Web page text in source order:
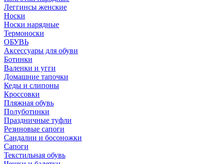
Леггинсы женские
Носки
Носки нарядные
Термоноски
ОБУВЬ
Аксессуары для обуви
Ботинки
Валенки и угги
Домашние тапочки
Кеды и слипоны
Кроссовки
Пляжная обувь
Полуботинки
Праздничные туфли
Резиновые сапоги
Сандалии и босоножки
Сапоги
Текстильная обувь